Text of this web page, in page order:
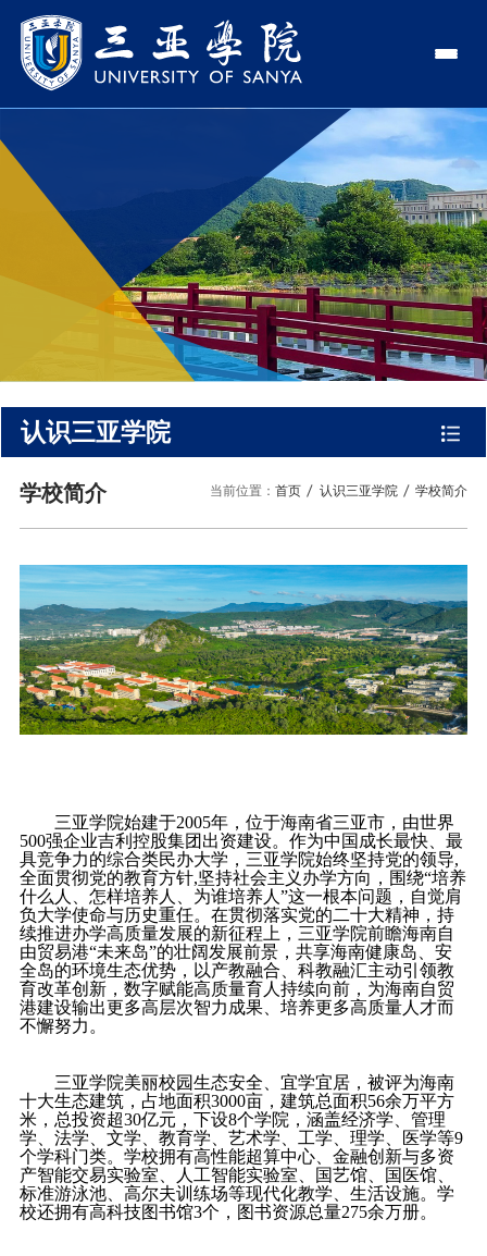
学校领导
理事长
党委书记、政府督导专...
学校简介
走近理事长
走近校董事长
学校机构
校园风景
学院与部门
社会治理学院
艺术创意与数字设计学...
文学院
新能源与智能网联汽车...
旅游与大健康学院
信息与智能工程学院
马克思主义学院
新闻中心
传媒视点
USY媒体
USY印象
视频
图片
科研奖项
合作办学
国际学生
国际合作与交流处
招生就业
招生信息
就业服务
研究生招生
图书馆
访客
English
认识三亚学院
当前位置：首页 认识三亚学院 学校简介
学校简介
三亚学院始建于2005年，位于海南省三亚市，由世界
500强企业吉利控股集团出资建设。作为中国成长最快、最
具竞争力的综合类民办大学，三亚学院始终坚持党的领导,
全面贯彻党的教育方针,坚持社会主义办学方向，围绕“培养
什么人、怎样培养人、为谁培养人”这一根本问题，自觉肩
负大学使命与历史重任。在贯彻落实党的二十大精神，持
续推进办学高质量发展的新征程上，三亚学院前瞻海南自
由贸易港“未来岛”的壮阔发展前景，共享海南健康岛、安
全岛的环境生态优势，以产教融合、科教融汇主动引领教
育改革创新，数字赋能高质量育人持续向前，为海南自贸
港建设输出更多高层次智力成果、培养更多高质量人才而
不懈努力。
三亚学院美丽校园生态安全、宜学宜居，被评为海南
十大生态建筑，占地面积3000亩，建筑总面积56余万平方
米，总投资超30亿元，下设8个学院，涵盖经济学、管理
学、法学、文学、教育学、艺术学、工学、理学、医学等9
个学科门类。学校拥有高性能超算中心、金融创新与多资
产智能交易实验室、人工智能实验室、国艺馆、国医馆、
标准游泳池、高尔夫训练场等现代化教学、生活设施。学
校还拥有高科技图书馆3个，图书资源总量275余万册。